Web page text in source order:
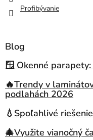
Profibývanie
Blog
🪟 Okenné
🔥Trendy v
podlahách 2026
💧Spoľahlivé
🎄Využite vianočný